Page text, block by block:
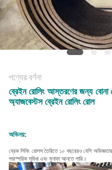
পণ্যের বর্ণনা
ব্রেইন রোলিং আস্তরণের জন্য বোনা
অ্যাজবেস্টস ব্রেইন রোলিং রোল
অভিনয়:
ব্রেক লিনিং রোলস তৈরিতে ১০ বছরেরও বেশি
পারস্পরিক সুবিধা এবং মুনাফা আনতে পারি।